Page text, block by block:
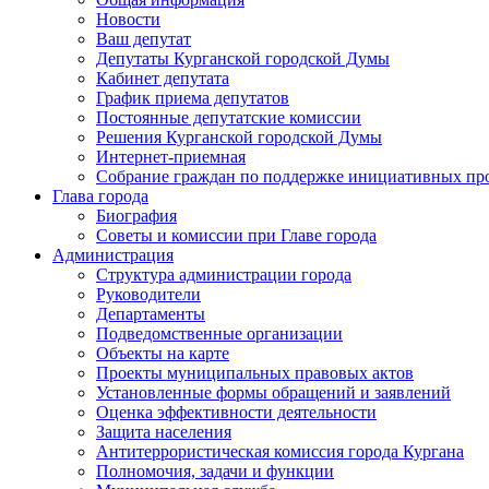
Новости
Ваш депутат
Депутаты Курганской городской Думы
Кабинет депутата
График приема депутатов
Постоянные депутатские комиссии
Решения Курганской городской Думы
Интернет-приемная
Собрание граждан по поддержке инициативных
Глава города
Биография
Советы и комиссии при Главе города
Администрация
Структура администрации города
Руководители
Департаменты
Подведомственные организации
Объекты на карте
Проекты муниципальных правовых актов
Установленные формы обращений и заявлений
Оценка эффективности деятельности
Защита населения
Антитеррористическая комиссия города Кургана
Полномочия, задачи и функции